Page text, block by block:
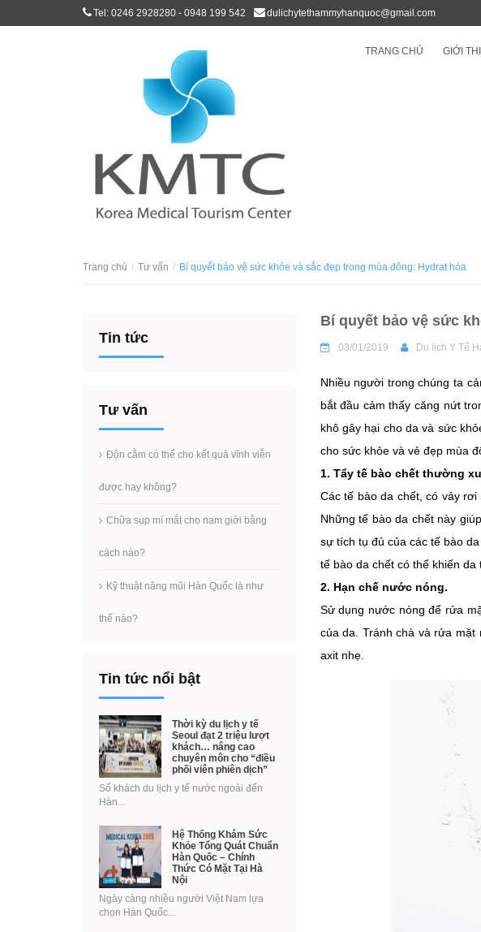
Tel: 0246 2928280 - 0948 199 542 dulichytethammyhanquoc@gmail.com
TRANG CHỦ GIỚI
Trang chủ Tư vấn Bí quyết bảo vệ sức khỏe và sắc đẹp trong mùa đông: Hydrat hóa
Tin tức
Tư vấn
Độn cằm có thể cho kết quả vĩnh viễn
được hay không?
Chữa sụp mí mắt cho nam giới bằng
cách nào?
Kỹ thuật nâng mũi Hàn Quốc là như
thế nào?
Tin tức nổi bật
Thời kỳ du lịch y tế
Seoul đạt 2 triệu lượt
khách… nâng cao
chuyên môn cho “điều
phối viên phiên dịch”
Số khách du lịch y tế nước ngoài đến
Hàn...
Hệ Thống Khám Sức
Khỏe Tổng Quát Chuẩn
Hàn Quốc – Chính
Thức Có Mặt Tại Hà
Nội
Ngày càng nhiều người Việt Nam lựa
chọn Hàn Quốc...
Bí quyết bảo vệ sức
03/01/2019 Du lịch Y Tế
Nhiều người trong chúng ta
bắt đầu cảm thấy căng nứt
khô gây hại cho da và sức
cho sức khỏe và vẻ đẹp mùa
1. Tẩy tế bào chết thường
Các tế bào da chết, có vảy
Những tế bào da chết này
sự tích tụ đủ của các tế bào
tế bào da chết có thể khiến
2. Hạn chế nước nóng.
Sử dụng nước nóng để rửa
của da. Tránh chà và rửa
axit nhẹ.